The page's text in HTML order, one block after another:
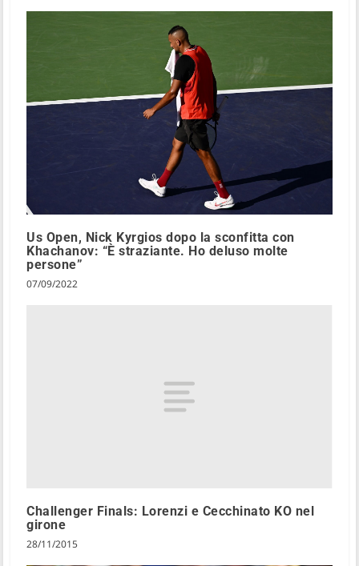
Us Open, Nick Kyrgios dopo la sconfitta con
Khachanov: “È straziante. Ho deluso molte
persone”
07/09/2022
Challenger Finals: Lorenzi e Cecchinato KO nel
girone
28/11/2015